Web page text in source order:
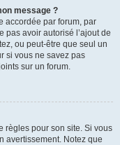
message ?
accordée par forum, par
pas avoir autorisé l’ajout de
ou peut-être que seul un
si vous ne savez pas
sur un forum.
règles pour son site. Si vous
avertissement. Notez que